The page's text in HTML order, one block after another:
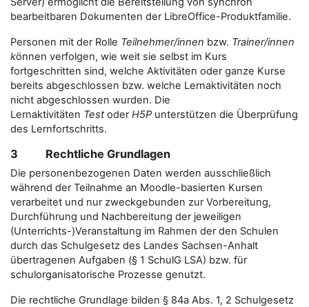
bearbeitbaren Dokumenten der LibreOffice-Produktfamilie.
Personen mit der Rolle Teilnehmer/innen bzw. Trainer/innen
können verfolgen, wie weit sie selbst im Kurs
fortgeschritten sind, welche Aktivitäten oder ganze Kurse
bereits abgeschlossen bzw. welche Lernaktivitäten noch
nicht abgeschlossen wurden. Die
Lernaktivitäten TestoderH5P unterstützen die Überprüfung
des Lernfortschritts.
3 Rechtliche Grundlagen
Die personenbezogenen Daten werden ausschließlich
während der Teilnahme an Moodle-basierten Kursen
verarbeitet und nur zweckgebunden zur Vorbereitung,
Durchführung und Nachbereitung der jeweiligen
(Unterrichts-)Veranstaltung im Rahmen der den Schulen
durch das Schulgesetz des Landes Sachsen-Anhalt
übertragenen Aufgaben (§ 1 SchulG LSA) bzw. für
schulorganisatorische Prozesse genutzt.
Die rechtliche Grundlage bilden § 84a Abs. 1, 2 Schulgesetz